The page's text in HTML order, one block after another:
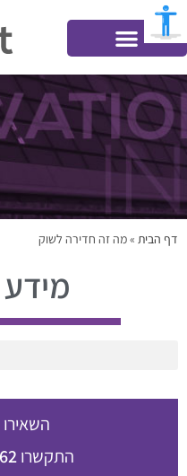
דף הבית »מה זה חדירה לשוק
התקשרו